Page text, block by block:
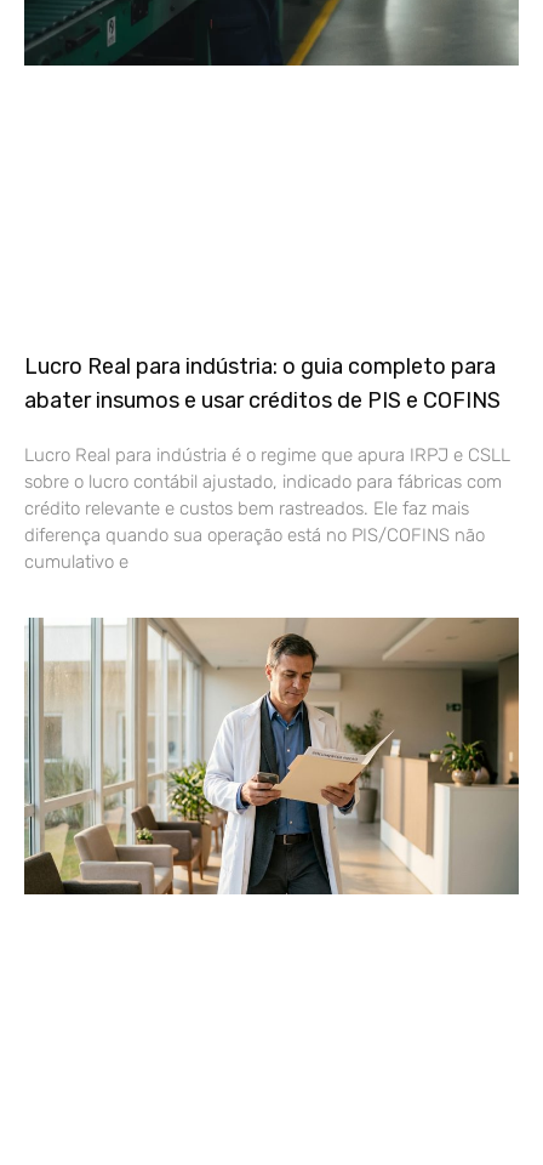
Lucro Real para indústria: o guia completo para
abater insumos e usar créditos de PIS e COFINS
Lucro Real para indústria é o regime que apura IRPJ e CSLL
sobre o lucro contábil ajustado, indicado para fábricas com
crédito relevante e custos bem rastreados. Ele faz mais
diferença quando sua operação está no PIS/COFINS não
cumulativo e